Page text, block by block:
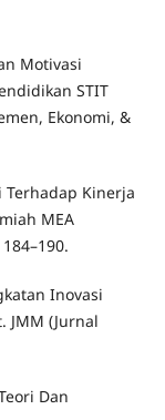
Motivasi
STIT
Ekonomi, &
Terhadap Kinerja
MEA
Inovasi
JMM (Jurnal
Dan